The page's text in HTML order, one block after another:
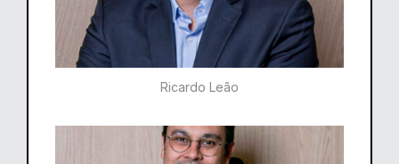
Ricardo Leão​